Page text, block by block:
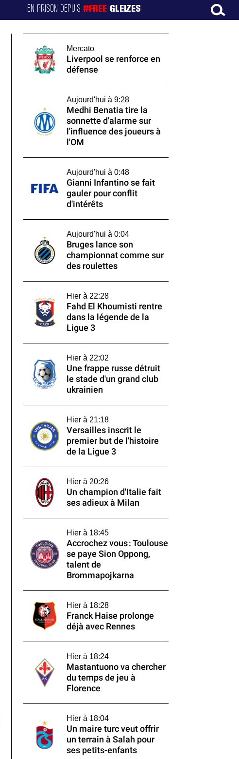
EN PRISON DEPUIS#FREE GLEIZES
Mercato
Liverpool se renforce en
défense
Aujourd'hui à 9:28
Medhi Benatia tire la
sonnette d'alarme sur
l'influence des joueurs à
l'OM
Aujourd'hui à 0:48
Gianni Infantino se fait
gauler pour conflit
d'intérêts
Aujourd'hui à 0:04
Bruges lance son
championnat comme sur
des roulettes
Hier à 22:28
Fahd El Khoumisti rentre
dans la légende de la
Ligue 3
Hier à 22:02
Une frappe russe détruit
le stade d'un grand club
ukrainien
Hier à 21:18
Versailles inscrit le
premier but de l'histoire
de la Ligue 3
Hier à 20:26
Un champion d'Italie fait
ses adieux à Milan
Hier à 18:45
Accrochez vous : Toulouse
se paye Sion Oppong,
talent de
Brommapojkarna
Hier à 18:28
Franck Haise prolonge
déjà avec Rennes
Hier à 18:24
Mastantuono va chercher
du temps de jeu à
Florence
Hier à 18:04
Un maire turc veut offrir
un terrain à Salah pour
ses petits-enfants